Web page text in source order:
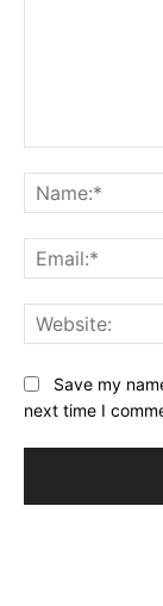
Save my
next time I